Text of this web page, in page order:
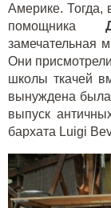
Америке. Тогда,
помощника
замечательная
Они
школы ткачей
вынуждена была
выпуск
бархата Luigi